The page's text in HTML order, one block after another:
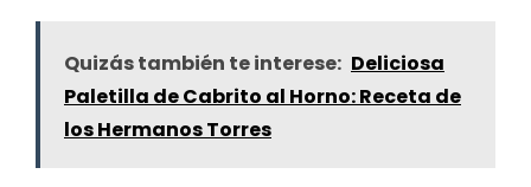
Quizás también te interese: Deliciosa
Paletilla de Cabrito al Horno: Receta de
los Hermanos Torres